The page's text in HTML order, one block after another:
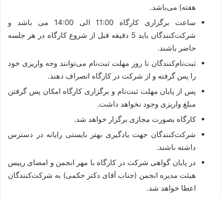
هفته) می‌باشد.
ساعت برگزاری کارگاه 11:00 الی 14:00 می باشد و
شرکت‌کنندگان بايد 5 دقيقه قبل از شروع کارگاه در هر جلسه
حاضر باشند.
ثبت‌نام‌کنندگان تا روز مهلت ثبت‌نام می‌توانند وجه واريزی خود
را پس گرفته و از شرکت در کارگاه انصراف دهند.
پس از پايان مهلت ثبت‌نام و برگزاری کارگاه امکان پس گرفتن
مبلغ واريزی وجود نخواهد داشت.
کارگاه بصورت مجازی برگزار خواهد شد.
شرکت‌کنندگان جهت يادگيری بهتر بايستی رايانه در دسترس
داشته باشند.
در پايان گواهی شرکت در کارگاه با مهر انجمن و امضای رييس
هيئت مديره انجمن (جناب آقای دکتر حکمی) به شرکت‌کنندگان
اعطا خواهد شد.